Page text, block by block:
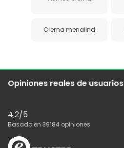
Crema menalind
Opiniones reales de usuarios
4,2/5
Basado en 39184 opiniones